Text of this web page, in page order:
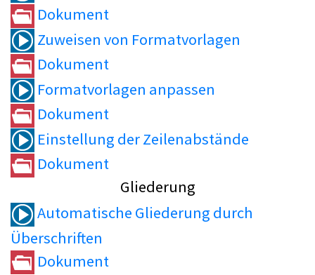
Dokument
Zuweisen von Formatvorlagen
Dokument
Formatvorlagen anpassen
Dokument
Einstellung der Zeilenabstände
Dokument
Gliederung
Automatische Gliederung durch
Überschriften
Dokument